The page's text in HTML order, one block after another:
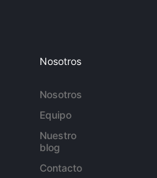
Nosotros
Nosotros
Equipo
Nuestro
blog
Contacto